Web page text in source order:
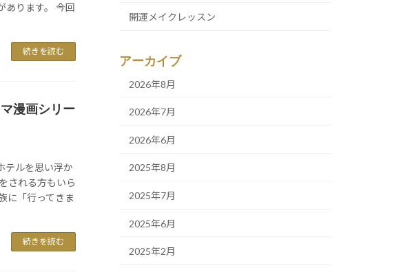
あります。 今回
続きを読む
漫画シリー
テルを思い浮か
される方もいら
に「行ってきま
続きを読む
開運メイクレッスン
アーカイブ
2026年8月
2026年7月
2026年6月
2025年8月
2025年7月
2025年6月
2025年2月